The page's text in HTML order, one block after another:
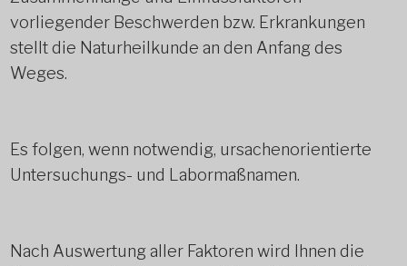
vorliegender Beschwerden bzw. Erkrankungen
stellt die Naturheilkunde an den Anfang des
Weges.
Es folgen, wenn notwendig, ursachenorientierte
Untersuchungs- und Labormaßnamen.
Nach Auswertung aller Faktoren wird Ihnen die